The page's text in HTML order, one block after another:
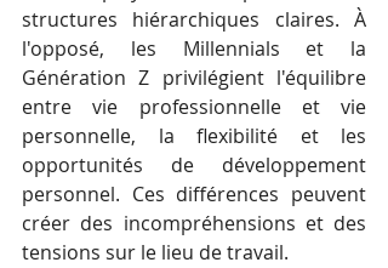
structures hiérarchiques claires. À
l'opposé, les Millennials et la
Génération Z privilégient l'équilibre
entre vie professionnelle et vie
personnelle, la flexibilité et les
opportunités de développement
personnel. Ces différences peuvent
créer des incompréhensions et des
tensions sur le lieu de travail.